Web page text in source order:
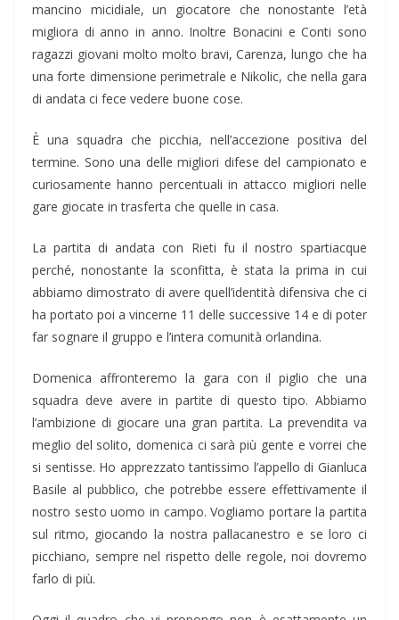
mancino micidiale, un giocatore che nonostante l’età
migliora di anno in anno. Inoltre Bonacini e Conti sono
ragazzi giovani molto molto bravi, Carenza, lungo che ha
una forte dimensione perimetrale e Nikolic, che nella gara
di andata ci fece vedere buone cose.
È una squadra che picchia, nell’accezione positiva del
termine. Sono una delle migliori difese del campionato e
curiosamente hanno percentuali in attacco migliori nelle
gare giocate in trasferta che quelle in casa.
La partita di andata con Rieti fu il nostro spartiacque
perché, nonostante la sconfitta, è stata la prima in cui
abbiamo dimostrato di avere quell’identità difensiva che ci
ha portato poi a vincerne 11 delle successive 14 e di poter
far sognare il gruppo e l’intera comunità orlandina.
Domenica affronteremo la gara con il piglio che una
squadra deve avere in partite di questo tipo. Abbiamo
l’ambizione di giocare una gran partita. La prevendita va
meglio del solito, domenica ci sarà più gente e vorrei che
si sentisse. Ho apprezzato tantissimo l’appello di Gianluca
Basile al pubblico, che potrebbe essere effettivamente il
nostro sesto uomo in campo. Vogliamo portare la partita
sul ritmo, giocando la nostra pallacanestro e se loro ci
picchiano, sempre nel rispetto delle regole, noi dovremo
farlo di più.